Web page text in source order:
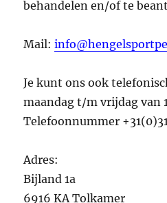
behandelen en/of te
Mail:
Je kunt ons ook
maandag t/m vrijdag van
Telefoonnummer
Adres:
Bijland 1a
6916 KA Tolkamer